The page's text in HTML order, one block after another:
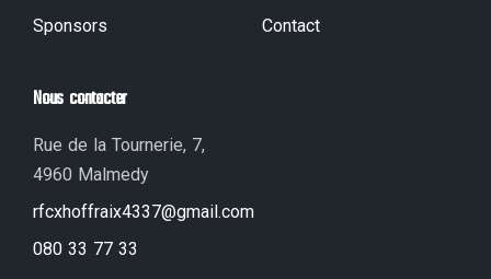
Sponsors
Contact
Nous contacter
Rue de la Tournerie, 7,
4960 Malmedy
rfcxhoffraix4337@gmail.com
080 33 77 33